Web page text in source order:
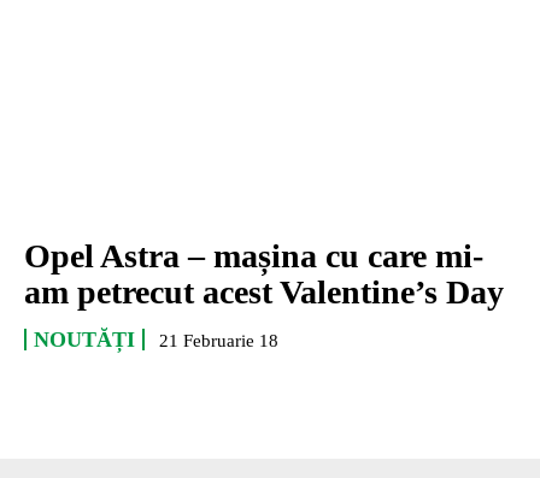
Opel Astra – mașina cu care mi-
am petrecut acest Valentine’s Day
NOUTĂȚI 21 Februarie 18